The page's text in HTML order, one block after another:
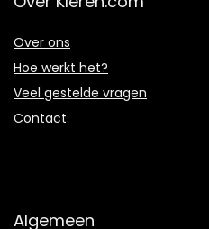
Over ons
Hoe werkt het?
Veel gestelde vragen
Contact
Algemeen